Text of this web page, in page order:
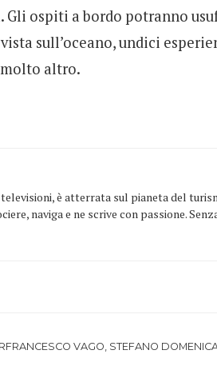
CERCA
Gli ospiti a bordo potranno
sull’oceano, undici
altro.
è atterrata sul pianeta del
naviga e ne scrive con passione.
VAGO, STEFANO